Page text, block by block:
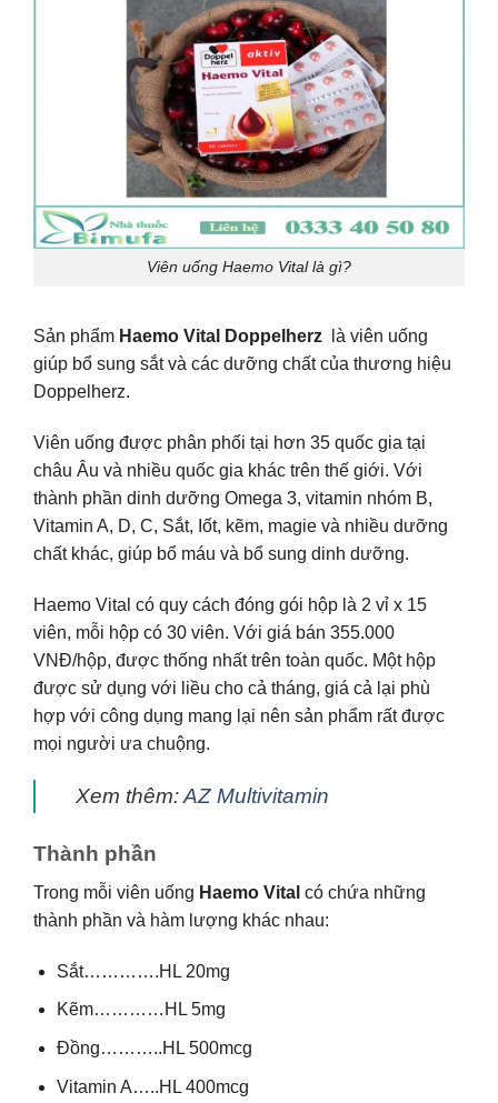
Viên uống Haemo Vital là gì?
Sản phẩm Haemo Vital Doppelherz
là viên uống
giúp bổ sung sắt và các dưỡng chất của thương hiệu
Doppelherz.
Viên uống được phân phối tại hơn 35 quốc gia tại
châu Âu và nhiều quốc gia khác trên thế giới. Với
thành phần dinh dưỡng Omega 3, vitamin nhóm B,
Vitamin A, D, C, Sắt, Iốt, kẽm, magie và nhiều dưỡng
chất khác, giúp bổ máu và bổ sung dinh dưỡng.
Haemo Vital có quy cách đóng gói hộp là 2 vỉ x 15
viên, mỗi hộp có 30 viên. Với giá bán 355.000
VNĐ/hộp, được thống nhất trên toàn quốc. Một hộp
được sử dụng với liều cho cả tháng, giá cả lại phù
hợp với công dụng mang lại nên sản phẩm rất được
mọi người ưa chuộng.
Xem thêm:AZ Multivitamin
Thành phần
Trong mỗi viên uống Haemo Vital có chứa những
thành phần và hàm lượng khác nhau:
Sắt………….HL 20mg
Kẽm…………HL 5mg
Đồng………..HL 500mcg
Vitamin A…..HL 400mcg